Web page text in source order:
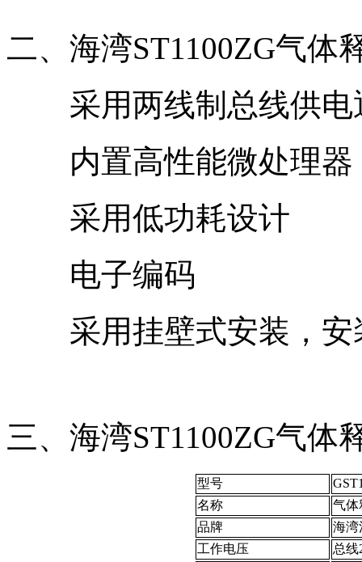
二、海湾ST1100ZG气体
采用两线制总线供电
内置高性能微处理器
采用低功耗设计
电子编码
采用挂壁式安装，安
三、海湾ST1100ZG气
型号
名称
气体
品牌
海湾
工作电压
总线